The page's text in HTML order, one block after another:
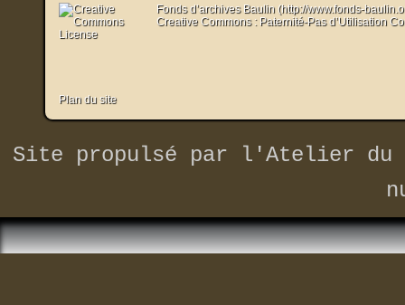
Fonds d’archives Baulin (http://www.fonds-
Creative Commons : Paternité-Pas d’Utilisation
Plan du site
Site propulsé par
l'Atelier du